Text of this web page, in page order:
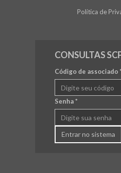
Política de
CONSULTAS
Código de associado
Senha*
Entrar no sistema